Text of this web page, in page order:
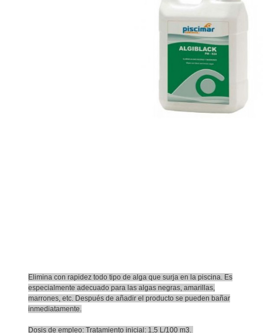
Elimina con rapidez todo tipo de alga que surja en la piscina. Es
especialmente adecuado para las algas negras, amarillas,
marrones, etc. Después de añadir el producto se pueden bañar
inmediatamente.
Dosis de empleo: Tratamiento inicial: 1,5 L/100 m3.